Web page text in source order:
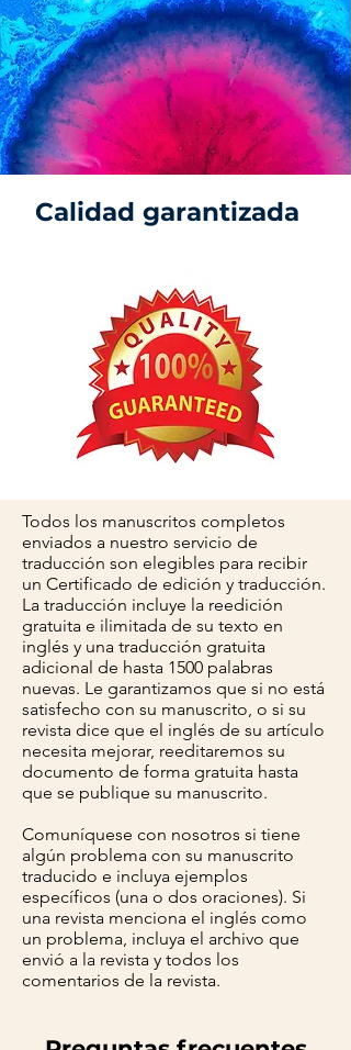
Calidad garantizada
Todos los manuscritos completos
enviados a nuestro servicio de
traducción son elegibles para recibir
un Certificado de edición y traducción.
La traducción incluye la reedición
gratuita e ilimitada de su texto en
inglés y una traducción gratuita
adicional de hasta 1500 palabras
nuevas. Le garantizamos que si no está
satisfecho con su manuscrito, o si su
revista dice que el inglés de su artículo
necesita mejorar, reeditaremos su
documento de forma gratuita hasta
que se publique su manuscrito.
Comuníquese con nosotros si tiene
algún problema con su manuscrito
traducido e incluya ejemplos
específicos (una o dos oraciones). Si
una revista menciona el inglés como
un problema, incluya el archivo que
envió a la revista y todos los
comentarios de la revista.